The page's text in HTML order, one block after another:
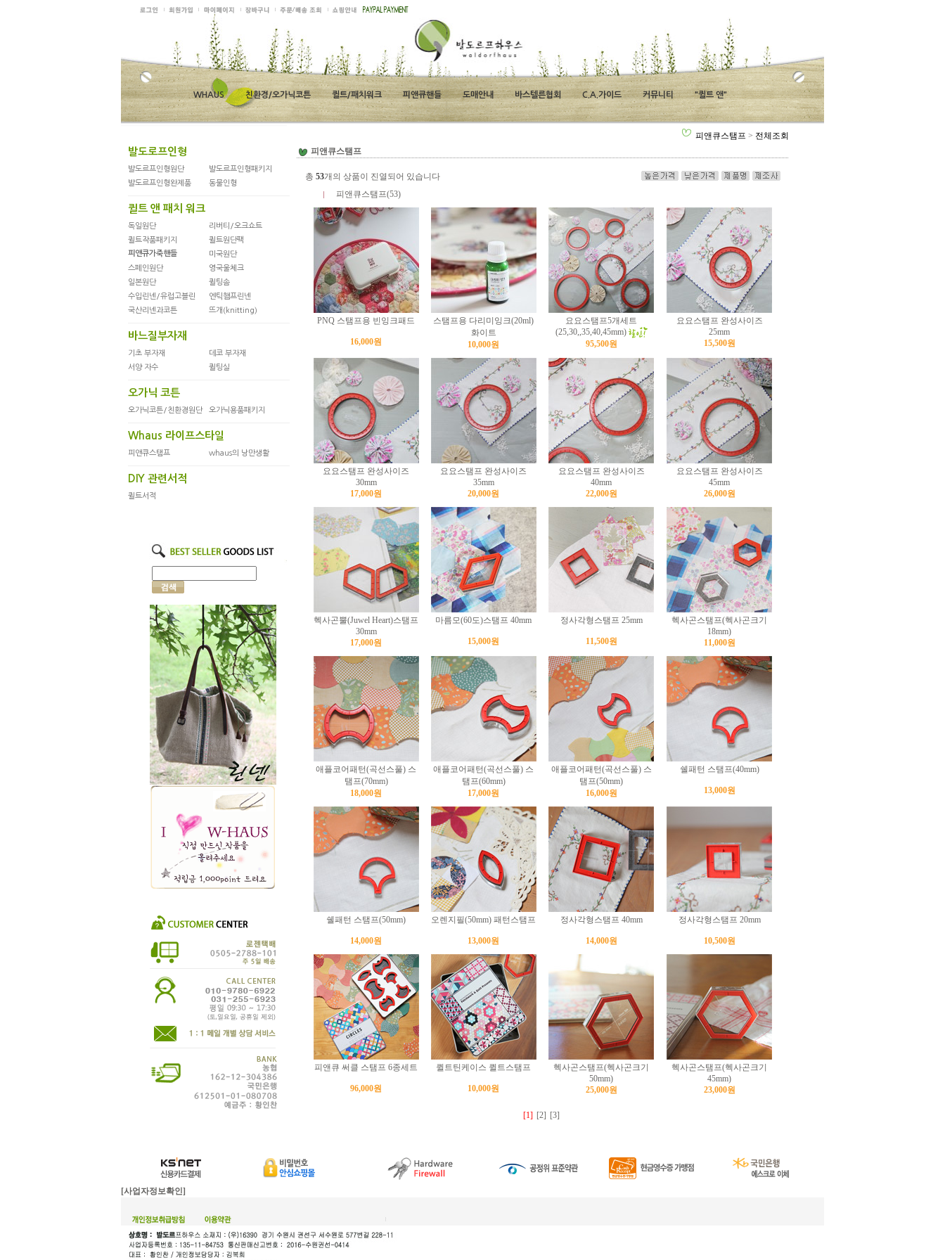
WHAUS 친환경/오가닉코튼 퀼트/패치워크 피앤큐핸들 도매안내 바스텔른협회 C.A.가이드 커뮤니티 "퀼트 앤"
발도로프인형
발도르프인형원단
발도르프인형패키지
발도르프인형완제품
동물인형
퀼트 앤 패치 워크
독일원단
리버티/오크쇼트
퀼트작품패키지
퀼트원단팩
피앤큐가죽핸들
미국원단
스페인원단
영국울체크
일본원단
퀼팅솜
수입린넨/유럽고블린
엔틱햄프린넨
국산리넨과코튼
뜨개(knitting)
바느질부자재
기초 부자재
데코 부자재
서양 자수
퀼팅실
오가닉 코튼
오가닉코튼/친환경원단 오가닉용품패키지
Whaus 라이프스타일
피앤큐스탬프 whaus의 낭만생활
DIY 관련서적
퀼트서적
피앤큐스탬프 > 전체조회
피앤큐스탬프
총 53개의 상품이 진열되어 있습니다
피앤큐스탬프(53)
PNQ 스탬프용 빈잉크패드
16,000원
스탬프용 다리미잉크(20ml)
화이트
10,000원
요요스탬프5개세트
(25,30,,35,40,45mm)
95,500원
요요스탬프 완성사이즈
25mm
15,500원
요요스탬프 완성사이즈
30mm
17,000원
요요스탬프 완성사이즈
35mm
20,000원
요요스탬프 완성사이즈
40mm
22,000원
요요스탬프 완성사이즈
45mm
26,000원
헥사곤뿔(Juwel Heart)스탬프
30mm
17,000원
마름모(60도)스탬프 40mm
15,000원
정사각형스탬프 25mm
11,500원
헥사곤스탬프(헥사곤크기
18mm)
11,000원
애플코어패턴(곡선스풀) 스
탬프(70mm)
18,000원
애플코어패턴(곡선스풀) 스
탬프(60mm)
17,000원
애플코어패턴(곡선스풀) 스
탬프(50mm)
16,000원
쉘패턴 스탬프(40mm)
13,000원
쉘패턴 스탬프(50mm)
14,000원
오렌지필(50mm) 패턴스탬프
13,000원
정사각형스탬프 40mm
14,000원
정사각형스탬프 20mm
10,500원
피앤큐 써클 스탬프 6종세트
96,000원
퀼트틴케이스 퀼트스탬프
10,000원
헥사곤스탬프(헥사곤크기
50mm)
25,000원
헥사곤스탬프(헥사곤크기
45mm)
23,000원
[1] [2] [3]
[사업자정보확인]